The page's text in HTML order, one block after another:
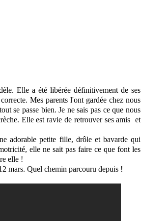
Elle a été libérée définitivement de ses
Mes parents l'ont gardée chez nous
se passe bien. Je ne sais pas ce que nous
Elle est ravie de retrouver ses amis et
adorable petite fille, drôle et bavarde qui
elle ne sait pas faire ce que font les
elle !
mars. Quel chemin parcouru depuis !